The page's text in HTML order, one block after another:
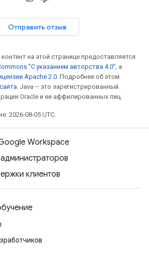
Отправить отзыв
на этой странице предоставляется
"С указанием авторства 4.0", а
Apache 2.0. Подробнее об этом
. Java – это зарегистрированный
Oracle и ее аффилированных лиц.
2026-08-05 UTC.
Workspace
клиентов